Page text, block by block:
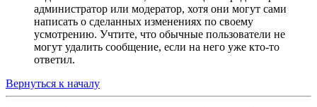
администратор или модератор, хотя они могут сами
написать о сделанных изменениях по своему
усмотрению. Учтите, что обычные пользователи не
могут удалить сообщение, если на него уже кто-то
ответил.
Вернуться к началу